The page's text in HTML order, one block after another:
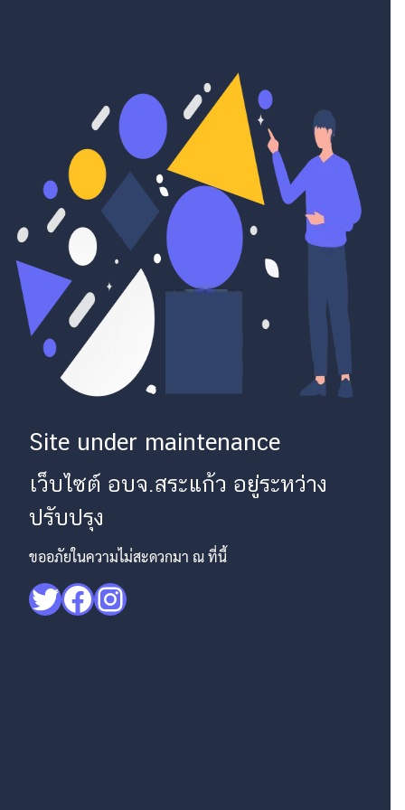
Site under maintenance
เว็บไซต์ อบจ.สระแก้ว อยู่ระหว่าง
ปรับปรุง
ขออภัยในความไม่สะดวกมา ณ ที่นี้
Twitter
Facebook
Instagram